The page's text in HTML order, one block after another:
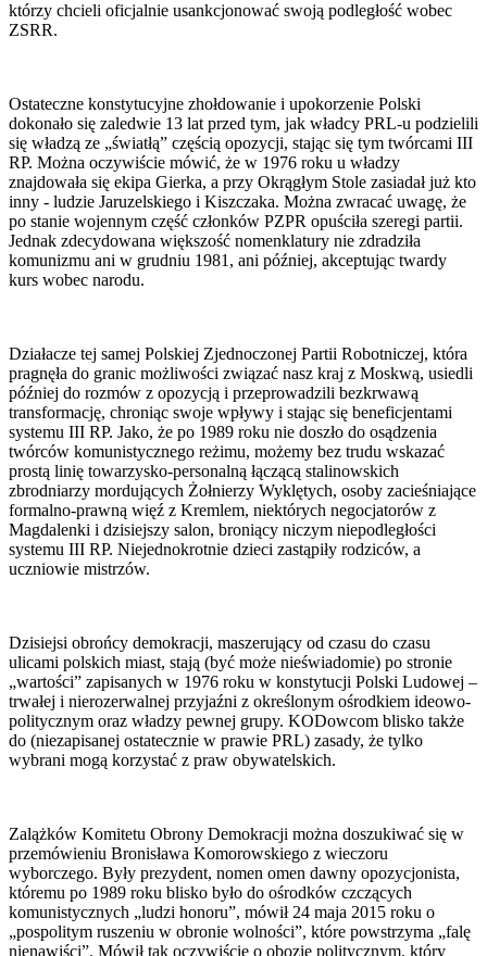
którzy chcieli oficjalnie usankcjonować swoją podległość wobec
ZSRR.
Ostateczne konstytucyjne zhołdowanie i upokorzenie Polski
dokonało się zaledwie 13 lat przed tym, jak władcy PRL-u podzielili
się władzą ze „światłą” częścią opozycji, stając się tym twórcami III
RP. Można oczywiście mówić, że w 1976 roku u władzy
znajdowała się ekipa Gierka, a przy Okrągłym Stole zasiadał już kto
inny - ludzie Jaruzelskiego i Kiszczaka. Można zwracać uwagę, że
po stanie wojennym część członków PZPR opuściła szeregi partii.
Jednak zdecydowana większość nomenklatury nie zdradziła
komunizmu ani w grudniu 1981, ani później, akceptując twardy
kurs wobec narodu.
Działacze tej samej Polskiej Zjednoczonej Partii Robotniczej, która
pragnęła do granic możliwości związać nasz kraj z Moskwą, usiedli
później do rozmów z opozycją i przeprowadzili bezkrwawą
transformację, chroniąc swoje wpływy i stając się beneficjentami
systemu III RP. Jako, że po 1989 roku nie doszło do osądzenia
twórców komunistycznego reżimu, możemy bez trudu wskazać
prostą linię towarzysko-personalną łączącą stalinowskich
zbrodniarzy mordujących Żołnierzy Wyklętych, osoby zacieśniające
formalno-prawną więź z Kremlem, niektórych negocjatorów z
Magdalenki i dzisiejszy salon, broniący niczym niepodległości
systemu III RP. Niejednokrotnie dzieci zastąpiły rodziców, a
uczniowie mistrzów.
Dzisiejsi obrońcy demokracji, maszerujący od czasu do czasu
ulicami polskich miast, stają (być może nieświadomie) po stronie
„wartości” zapisanych w 1976 roku w konstytucji Polski Ludowej –
trwałej i nierozerwalnej przyjaźni z określonym ośrodkiem ideowo-
politycznym oraz władzy pewnej grupy. KODowcom blisko także
do (niezapisanej ostatecznie w prawie PRL) zasady, że tylko
wybrani mogą korzystać z praw obywatelskich.
Zalążków Komitetu Obrony Demokracji można doszukiwać się w
przemówieniu Bronisława Komorowskiego z wieczoru
wyborczego. Były prezydent, nomen omen dawny opozycjonista,
któremu po 1989 roku blisko było do ośrodków czczących
komunistycznych „ludzi honoru”, mówił 24 maja 2015 roku o
„pospolitym ruszeniu w obronie wolności”, które powstrzyma „falę
nienawiści”. Mówił tak oczywiście o obozie politycznym, który